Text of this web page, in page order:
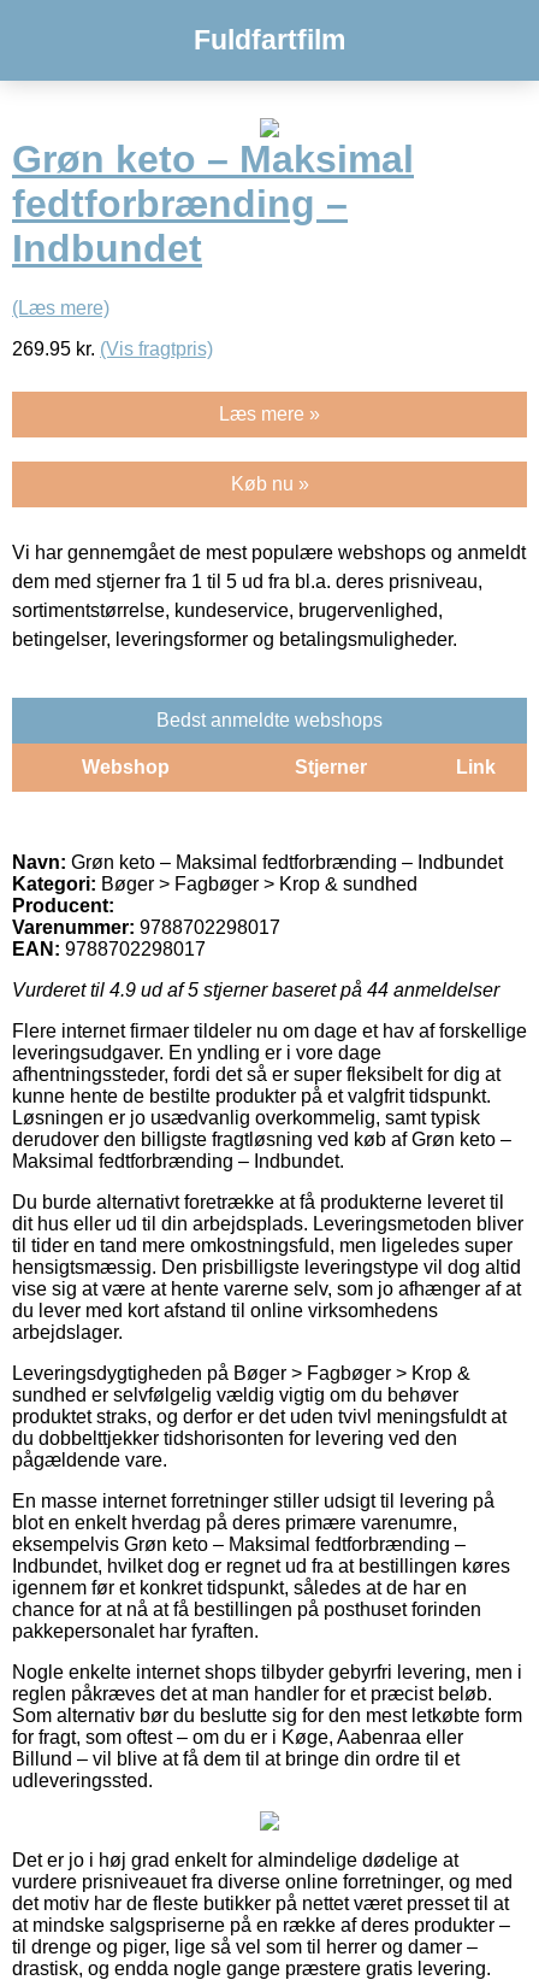
Fuldfartfilm
Grøn keto – Maksimal
fedtforbrænding –
Indbundet
(Læs mere)
269.95 kr. (Vis fragtpris)
Læs mere »
Køb nu »
Vi har gennemgået de mest populære webshops og anmeldt
dem med stjerner fra 1 til 5 ud fra bl.a. deres prisniveau,
sortimentstørrelse, kundeservice, brugervenlighed,
betingelser, leveringsformer og betalingsmuligheder.
Bedst anmeldte webshops
Webshop Stjerner Link
Navn: Grøn keto – Maksimal fedtforbrænding – Indbundet
Kategori: Bøger > Fagbøger > Krop & sundhed
Producent:
Varenummer: 9788702298017
EAN: 9788702298017
Vurderet til 4.9 ud af 5 stjerner baseret på 44 anmeldelser
Flere internet firmaer tildeler nu om dage et hav af forskellige
leveringsudgaver. En yndling er i vore dage
afhentningssteder, fordi det så er super fleksibelt for dig at
kunne hente de bestilte produkter på et valgfrit tidspunkt.
Løsningen er jo usædvanlig overkommelig, samt typisk
derudover den billigste fragtløsning ved køb af Grøn keto –
Maksimal fedtforbrænding – Indbundet.
Du burde alternativt foretrække at få produkterne leveret til
dit hus eller ud til din arbejdsplads. Leveringsmetoden bliver
til tider en tand mere omkostningsfuld, men ligeledes super
hensigtsmæssig. Den prisbilligste leveringstype vil dog altid
vise sig at være at hente varerne selv, som jo afhænger af at
du lever med kort afstand til online virksomhedens
arbejdslager.
Leveringsdygtigheden på Bøger > Fagbøger > Krop &
sundhed er selvfølgelig vældig vigtig om du behøver
produktet straks, og derfor er det uden tvivl meningsfuldt at
du dobbelttjekker tidshorisonten for levering ved den
pågældende vare.
En masse internet forretninger stiller udsigt til levering på
blot en enkelt hverdag på deres primære varenumre,
eksempelvis Grøn keto – Maksimal fedtforbrænding –
Indbundet, hvilket dog er regnet ud fra at bestillingen køres
igennem før et konkret tidspunkt, således at de har en
chance for at nå at få bestillingen på posthuset forinden
pakkepersonalet har fyraften.
Nogle enkelte internet shops tilbyder gebyrfri levering, men i
reglen påkræves det at man handler for et præcist beløb.
Som alternativ bør du beslutte sig for den mest letkøbte form
for fragt, som oftest – om du er i Køge, Aabenraa eller
Billund – vil blive at få dem til at bringe din ordre til et
udleveringssted.
Det er jo i høj grad enkelt for almindelige dødelige at
vurdere prisniveauet fra diverse online forretninger, og med
det motiv har de fleste butikker på nettet været presset til at
at mindske salgspriserne på en række af deres produkter –
til drenge og piger, lige så vel som til herrer og damer –
drastisk, og endda nogle gange præstere gratis levering.